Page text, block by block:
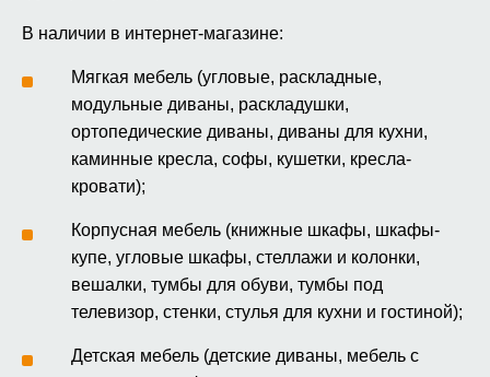
В наличии в интернет-магазине:
Мягкая мебель (угловые, раскладные,
модульные диваны, раскладушки,
ортопедические диваны, диваны для кухни,
каминные кресла, софы, кушетки, кресла-
кровати);
Корпусная мебель (книжные шкафы, шкафы-
купе, угловые шкафы, стеллажи и колонки,
вешалки, тумбы для обуви, тумбы под
телевизор, стенки, стулья для кухни и гостиной);
Детская мебель (детские диваны, мебель с